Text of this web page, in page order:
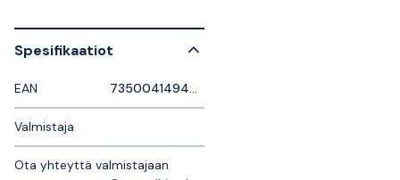
Spesifikaatiot
EAN 7350041494737
Valmistaja
Ota yhteyttä valmistajaan